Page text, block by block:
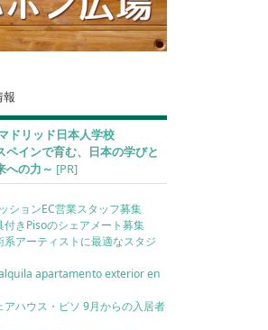
報
ドリッド日本人学校
ペインで育む、日本の学びと
への力～ [PR]
ションEC営業スタッフ募集
付きPisoのシェアメート募集
系アーティストに最適なスタジ
apartamento exterior en
アハウス・ピソ 9月からの入居者